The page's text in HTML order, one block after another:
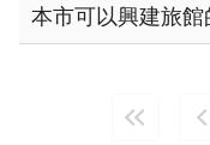
本市可以興建旅館